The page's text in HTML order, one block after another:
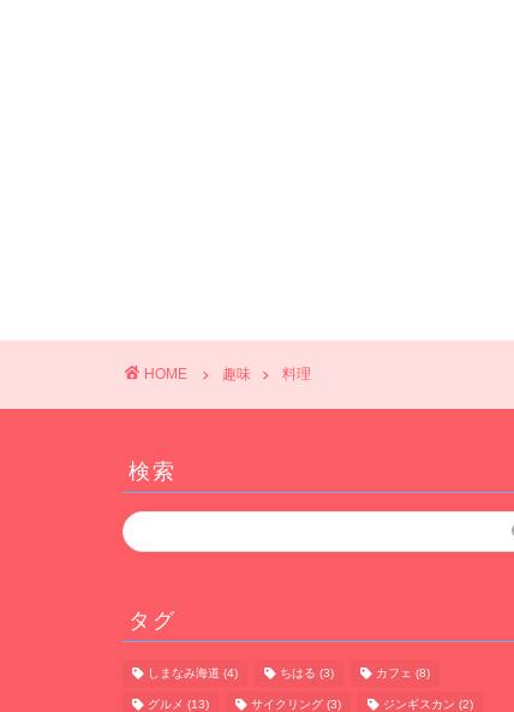
HOME 趣味 料理
検索
タグ
しまなみ海道 (4) ちはる (3) カフェ (8)
グルメ (13) サイクリング (3) ジンギスカン (2)